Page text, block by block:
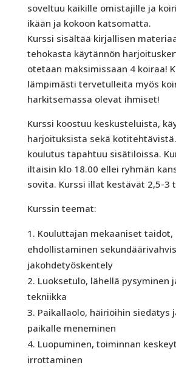
soveltuu kaikille omistajille ja
ikään ja kokoon katsomatta.
Kurssi sisältää kirjallisen
tehokasta käytännön
otetaan maksimissaan 4 koiraa!
lämpimästi tervetulleita myös
harkitsemassa olevat ihmiset!
Kurssi koostuu keskusteluista,
harjoituksista sekä
koulutus tapahtuu sisätiloissa.
iltaisin klo 18.00 ellei ryhmän
sovita. Kurssi illat kestävät 2,5-3
Kurssin teemat:
Kouluttajan mekaaniset taidot,
ehdollistaminen
jakohdetyöskentely
Luoksetulo, lähellä pysyminen
tekniikka
Paikallaolo, häiriöihin siedätys
paikalle meneminen
Luopuminen, toiminnan
irrottaminen